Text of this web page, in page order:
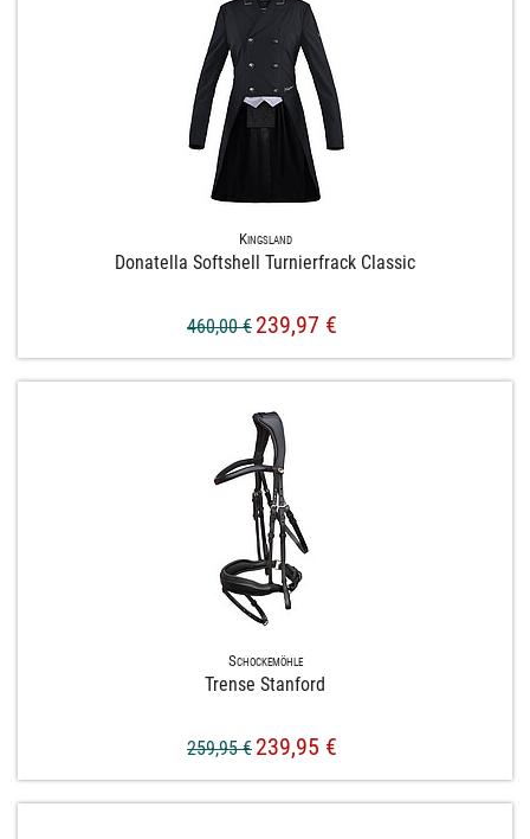
Kingsland
Donatella Softshell Turnierfrack Classic
460,00 € 239,97 €
Schockemöhle
Trense Stanford
259,95 € 239,95 €